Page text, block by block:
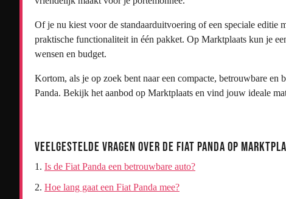
Of je nu kiest voor de standaarduitvoering of een speciale editie
praktische functionaliteit in één pakket. Op Marktplaats kun je
wensen en budget.
Kortom, als je op zoek bent naar een compacte, betrouwbare en
Panda. Bekijk het aanbod op Marktplaats en vind jouw ideale
Veelgestelde Vragen over de Fiat Panda op
Is de Fiat Panda een betrouwbare auto?
Hoe lang gaat een Fiat Panda mee?